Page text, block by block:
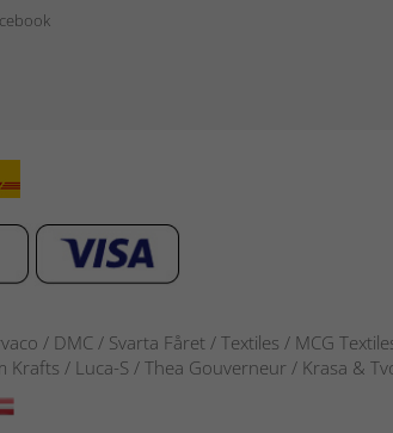
/ DMC / Svarta Fåret / Textiles / MCG
/ Luca-S / Thea Gouverneur / Krasa &